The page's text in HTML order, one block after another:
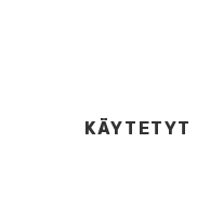
KÄYTETYT